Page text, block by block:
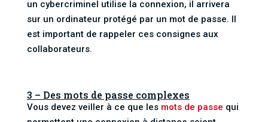
un cybercriminel utilise la connexion, il arrivera
sur un ordinateur protégé par un mot de passe. Il
est important de rappeler ces consignes aux
collaborateurs.
3 – Des mots de passe complexes
Vous devez veiller à ce que les mots de passe qui